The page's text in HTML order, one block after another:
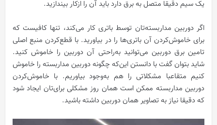
یک سیم دقیقا متصل به برق دارد باید آن را ازکار بیندازید.
اگر دوربین مداربسته‌تان توسط باتری کار می‌کند، تنها کافیست که
برای خاموش‌کردن آن باتری‌ها را در بیاورید. با قطع‌کردن منبع اصلی
تامین برق دوربین می‌توانید به‌راحتی آن دوربین را خاموش کنید.
شاید بتوان گفت با دانستن این‌که چگونه دوربین مداربسته را خاموش
کنیم متقاعبا مشکلاتی را هم به‌وجود بیاوریم. با خاموش‌کردن
دوربین مداربسته ممکن است همان روز مشکلی برای‌تان ایجاد شود
که دقیقا نیاز به تصاویر همان دوربین داشته باشید.